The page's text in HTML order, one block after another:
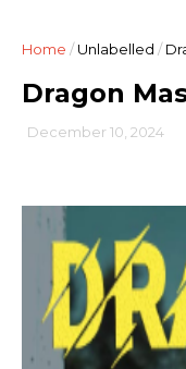
Home /Unlabelled /
Dragon
December 10, 2024